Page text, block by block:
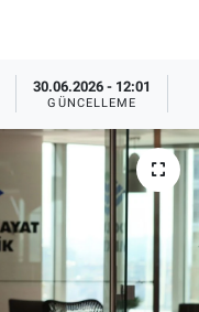
30.06.2026 - 12:01
GÜNCELLEME